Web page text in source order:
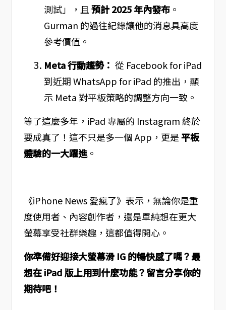
測試」，且 預計 2025 年內發布。
Gurman 的過往紀錄讓他的消息具高度
參考價值。
Meta 行動趨勢： 從 Facebook for iPad
到近期 WhatsApp for iPad 的推出，顯
示 Meta 對平板策略的調整方向一致。
等了這麼多年，iPad 專屬的 Instagram 終於
要成真了！這不只是多一個 App，更是平板
體驗的一大躍進。
《iPhone News 愛瘋了》表示，無論你是重
度使用者、內容創作者，還是單純想在更大
螢幕享受社群樂趣，這都值得開心。
你準備好迎接大螢幕滑 IG 的暢快感了嗎？最
想在 iPad 版上用到什麼功能？留言分享你的
期待吧！